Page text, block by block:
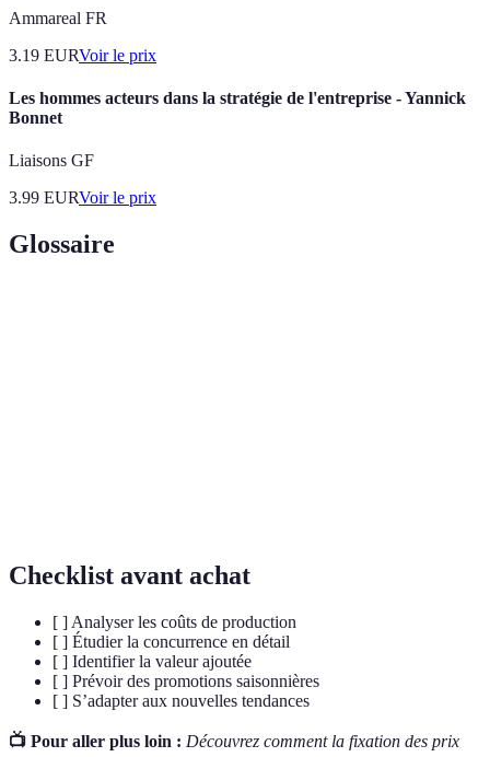
Ammareal FR
3.19 EURVoir le prix
Les hommes acteurs dans la stratégie de l'entreprise - Yannick
Bonnet
Liaisons GF
3.99 EURVoir le prix
Glossaire
Checklist avant achat
[ ] Analyser les coûts de production
[ ] Étudier la concurrence en détail
[ ] Identifier la valeur ajoutée
[ ] Prévoir des promotions saisonnières
[ ] S’adapter aux nouvelles tendances
📺 Pour aller plus loin : Découvrez comment la fixation des prix